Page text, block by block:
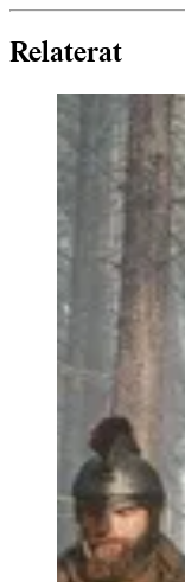
Relaterat